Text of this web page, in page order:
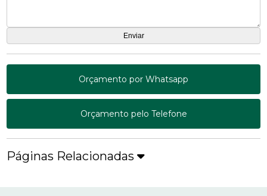
Orçamento por Whatsapp
Orçamento pelo Telefone
Páginas Relacionadas